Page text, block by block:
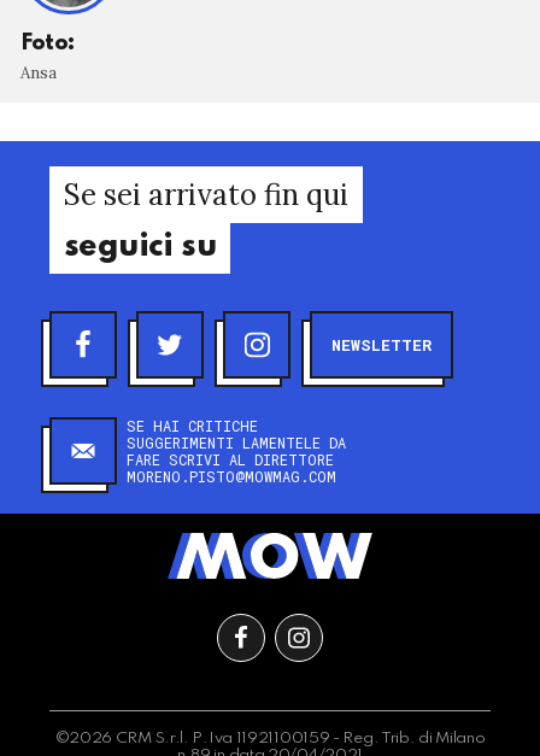
Foto:
Ansa
Se sei arrivato fin qui
seguici su
NEWSLETTER
SE HAI CRITICHE
SUGGERIMENTI LAMENTELE DA
FARE SCRIVI AL DIRETTORE
MORENO.PISTO@MOWMAG.COM
©2026 CRM S.r.l. P.Iva 11921100159 - Reg. Trib. di Milano